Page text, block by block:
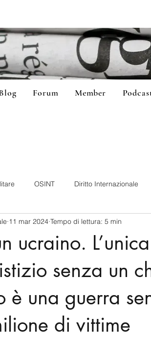
Forum Member
OSINT Diritto Internazionale
Tecnology America-Latina e Caraibi
Zelanda
Europa Covid-19
ucraino.
senza un
è una guerra
di vittime
11 mar 2024 Tempo di lettura: 5 min